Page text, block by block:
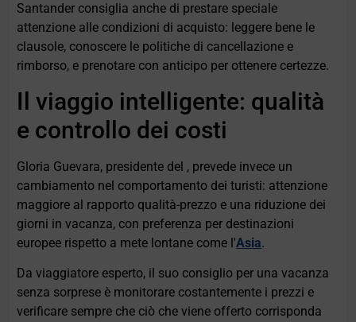
Santander consiglia anche di prestare speciale
attenzione alle condizioni di acquisto: leggere bene le
clausole, conoscere le politiche di cancellazione e
rimborso, e prenotare con anticipo per ottenere certezze.
Il viaggio intelligente: qualità
e controllo dei costi
Gloria Guevara, presidente del , prevede invece un
cambiamento nel comportamento dei turisti: attenzione
maggiore al rapporto qualità-prezzo e una riduzione dei
giorni in vacanza, con preferenza per destinazioni
europee rispetto a mete lontane come l'Asia.
Da viaggiatore esperto, il suo consiglio per una vacanza
senza sorprese è monitorare costantemente i prezzi e
verificare sempre che ciò che viene offerto corrisponda